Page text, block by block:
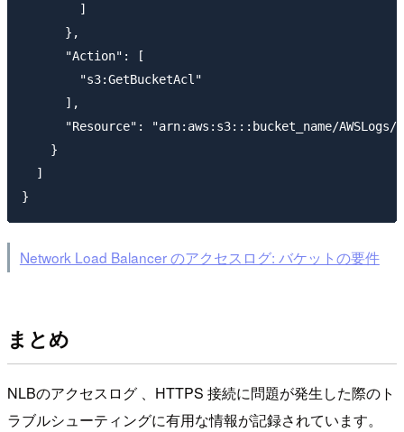
        ]
      },
      "Action": [
        "s3:GetBucketAcl"
      ],
"Resource": "arn:aws:s3:::bucket_name/AWSLogs/
    }
  ]
Network Load Balancer のアクセスログ: バケットの要件
まとめ
NLBのアクセスログ 、HTTPS 接続に問題が発生した際のト
ラブルシューティングに有用な情報が記録されています。